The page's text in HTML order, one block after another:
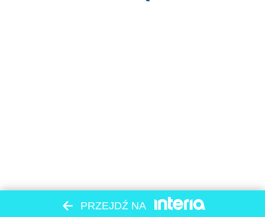
PRZEJDŹ NA